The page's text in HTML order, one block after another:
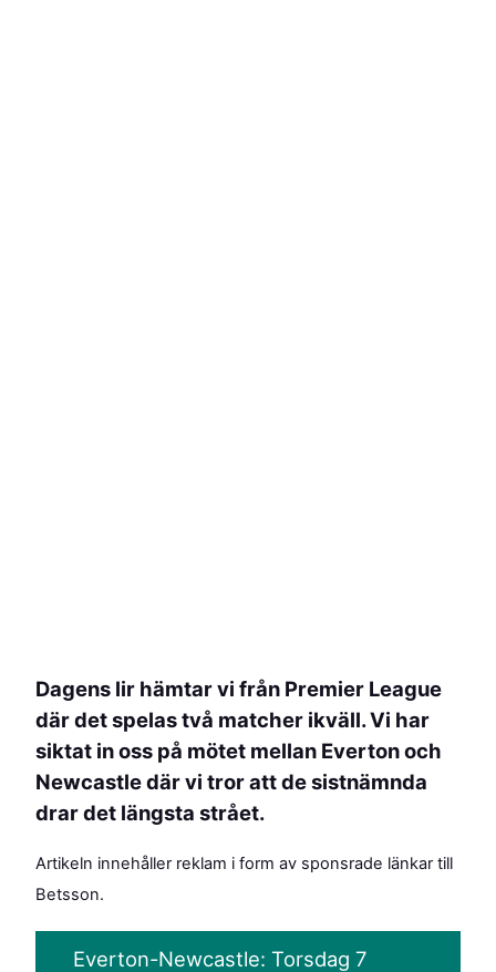
Dagens lir hämtar vi från Premier League
där det spelas två matcher ikväll. Vi har
siktat in oss på mötet mellan Everton och
Newcastle där vi tror att de sistnämnda
drar det längsta strået.
Artikeln innehåller reklam i form av sponsrade länkar till
Betsson.
Everton-Newcastle: Torsdag 7